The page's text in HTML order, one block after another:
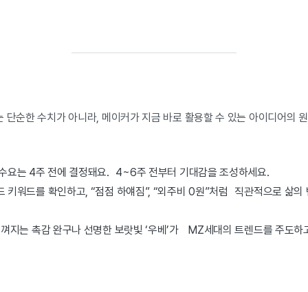
단순한 수치가 아니라, 메이커가 지금 바로 활용할 수 있는 아이디어의
요는 4주 전에 결정돼요. 4~6주 전부터 기대감을 조성하세요.
키워드를 확인하고, “점점 하얘짐”, “외주비 0원”처럼 직관적으로 삶의
껴지는 촉감 완구나 선명한 보랏빛 ‘우베’가 MZ세대의 트렌드를 주도하